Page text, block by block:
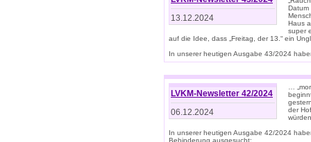
13.12.2024
Datum
Haus
super
auf die Idee, dass „Freitag, der 13.“ ein
In unserer heutigen Ausgabe 43/2024
LVKM-Newsletter 42/2024
06.12.2024
…
der
In unserer heutigen Ausgabe 42/2024
Behinderung ausgesucht: